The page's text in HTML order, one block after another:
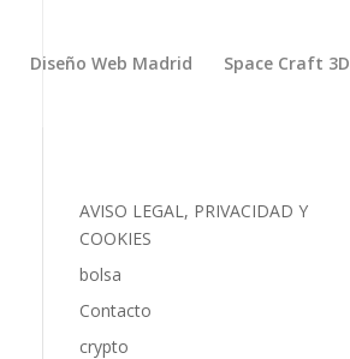
Diseño Web Madrid Space Craft 3D
AVISO LEGAL, PRIVACIDAD Y
COOKIES
bolsa
Contacto
crypto